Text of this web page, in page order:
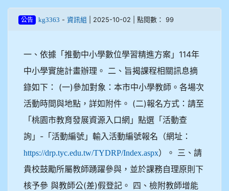
公告 kg3363 - 資訊組 | 2025-10-02 | 點閱數： 99
一、依據「推動中小學數位學習精進方案」114年
中小學實施計畫辦理。 二、旨揭課程相關訊息摘
錄如下： (一)參加對象：本市中小學教師。各場次
活動時間與地點，詳如附件。 (二)報名方式：請至
「桃園市教育發展資源入口網」點選「活動查
詢」-「活動編號」輸入活動編號報名（網址：
https://drp.tyc.edu.tw/TYDRP/Index.aspx）。 三、請
貴校鼓勵所屬教師踴躍參與，並於課務自理原則下
核予參 與教師公(差)假登記。 四、檢附教師增能